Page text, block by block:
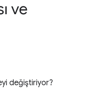
ve
değiştiriyor?